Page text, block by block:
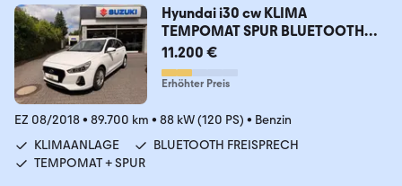
Hyundai i30 cw KLIMA
TEMPOMAT SPUR BLUETOOTH
LED PDC
11.200 €
Erhöhter Preis
EZ 08/2018• 89.700 km • 88 kW (120 PS) • Benzin
KLIMAANLAGE
BLUETOOTH FREISPRECH
TEMPOMAT + SPUR